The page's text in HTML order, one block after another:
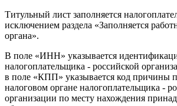
Титульный лист заполняется
исключением раздела «Заполняется
органа».
В поле «ИНН» указывается
налогоплательщика - российской
в поле «КПП» указывается код причины
налоговом органе налогоплательщика -
организации по месту нахождения